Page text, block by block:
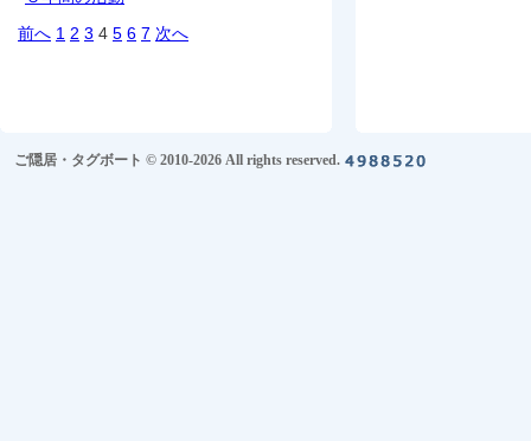
前へ 1 2 3 4 5 6 7 次へ
ご隠居・タグボート © 2010-2026 All rights reserved.